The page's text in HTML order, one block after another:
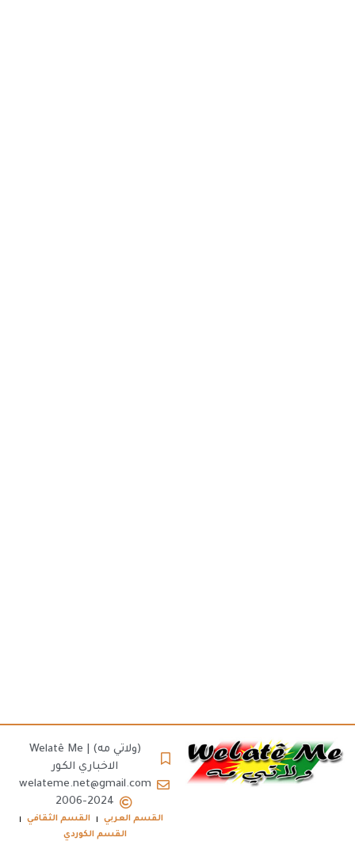
(ولاتي مه) | Welatê Me
الاخباري الكور
welateme.net@gmail.com
2006-2024
القسم العربي
القسم الثقافي
القسم الكوردي